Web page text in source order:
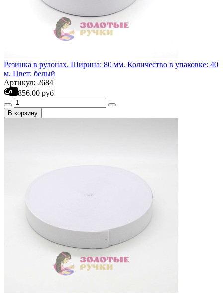
Резинка в рулонах. Ширина: 80 мм. Количество в упаковке: 40
м. Цвет: белый
Артикул: 2684
856.00 руб
В корзину